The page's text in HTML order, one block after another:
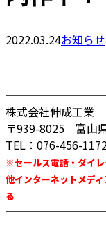
2022.03.24お知らせ
株式会社伸成工業
〒939-8025 富山
TEL：076-456-
※セールス電話・ダイ
他インターネットメデ
る